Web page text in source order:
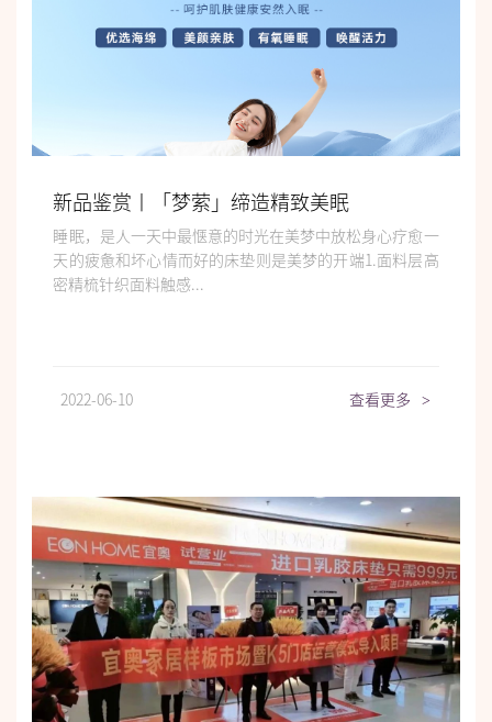
新品鉴赏丨「梦萦」缔造精致美眠
睡眠，是人一天中最惬意的时光在美梦中放松身心疗愈一
天的疲惫和坏心情而好的床垫则是美梦的开端1.面料层高
密精梳针织面料触感...
2022-06-10 查看更多 >